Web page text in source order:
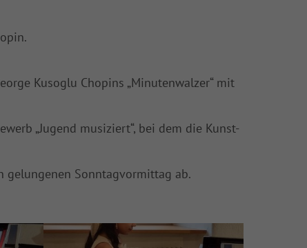
Kusoglu Chopins „Minutenwalzer“ mit
„Jugend musiziert“, bei dem die Kunst-
gelungenen Sonntagvormittag ab.